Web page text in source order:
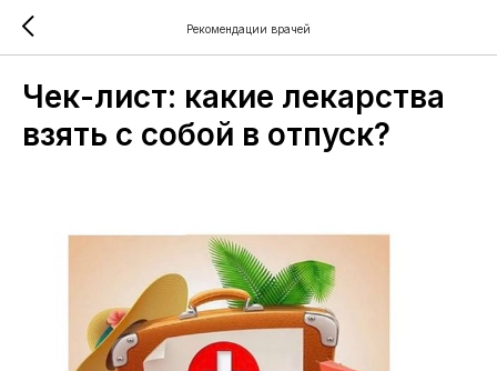
Рекомендации врачей
Чек-лист: какие лекарства
взять с собой в отпуск?